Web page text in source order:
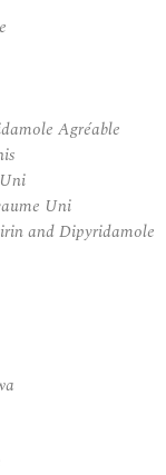
Agréable
Uni
and Dipyridamole